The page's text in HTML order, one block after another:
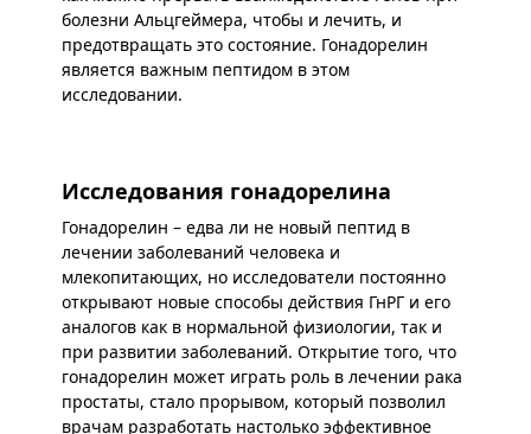
болезни Альцгеймера, чтобы и лечить, и
предотвращать это состояние. Гонадорелин
является важным пептидом в этом
исследовании.
Исследования гонадорелина
Гонадорелин – едва ли не новый пептид в
лечении заболеваний человека и
млекопитающих, но исследователи постоянно
открывают новые способы действия ГнРГ и его
аналогов как в нормальной физиологии, так и
при развитии заболеваний. Открытие того, что
гонадорелин может играть роль в лечении рака
простаты, стало прорывом, который позволил
врачам разработать настолько эффективное